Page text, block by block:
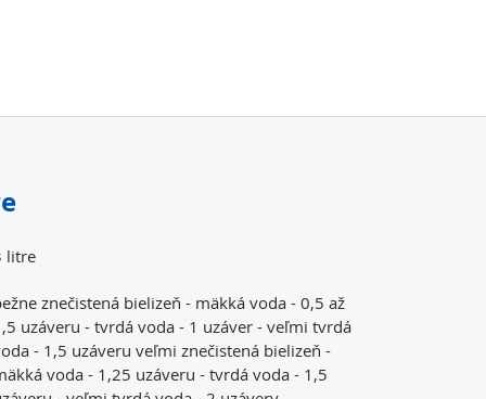
litre
znečistená bielizeň - mäkká voda - 0,5 až
uzáveru - tvrdá voda - 1 uzáver - veľmi tvrdá
- 1,5 uzáveru veľmi znečistená bielizeň -
voda - 1,25 uzáveru - tvrdá voda - 1,5